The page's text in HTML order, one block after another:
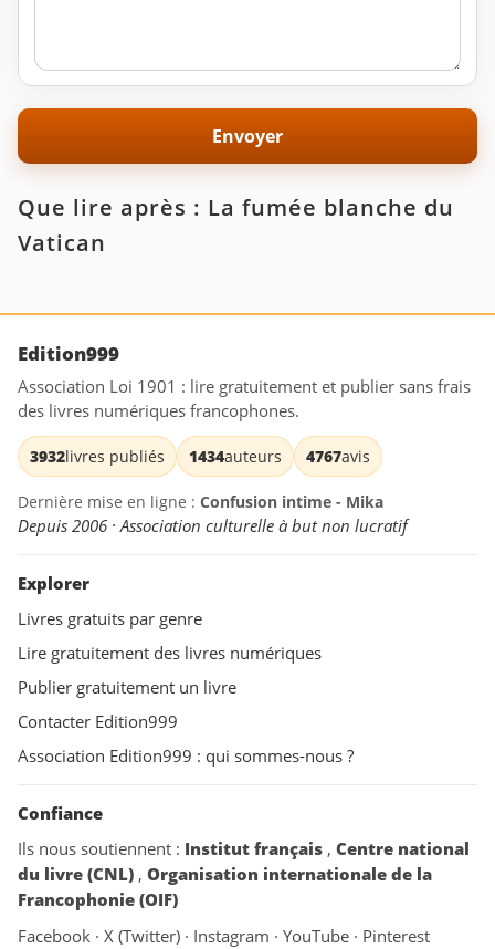
Que lire après : La fumée blanche du
Vatican
Edition999
Association Loi 1901 : lire gratuitement et publier sans frais
des livres numériques francophones.
3932livres publiés 1434auteurs 4767avis
Dernière mise en ligne : Confusion intime - Mika
Depuis 2006 · Association culturelle à but non lucratif
Explorer
Livres gratuits par genre
Lire gratuitement des livres numériques
Publier gratuitement un livre
Contacter Edition999
Association Edition999 : qui sommes-nous ?
Confiance
Ils nous soutiennent : Institut français , Centre national
du livre (CNL) , Organisation internationale de la
Francophonie (OIF)
Facebook · X (Twitter) · Instagram · YouTube · Pinterest